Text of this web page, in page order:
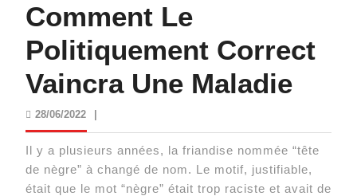
Comment Le
Politiquement Correct
Vaincra Une Maladie
28/06/202228/06/2022
Il y a plusieurs années, la friandise nommée “tête
de nègre” à changé de nom. Le motif, justifiable,
était que le mot “nègre” était trop raciste et avait de